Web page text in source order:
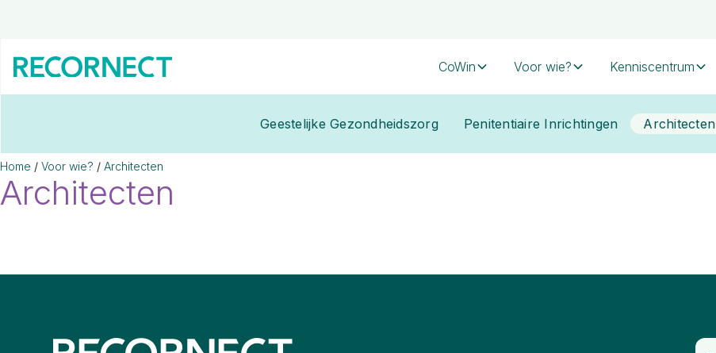
CoWin Voor wie?
Geestelijke Gezondheidszorg Penitentiaire Inrichtingen Architecten
Kenniscentrum
Home / Voor wie? / Architecten
Architecten